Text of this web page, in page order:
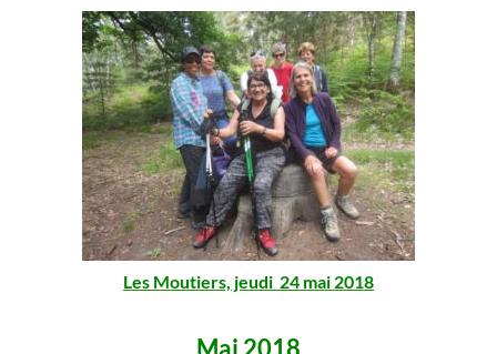
Les Moutiers, jeudi 24 mai 2018
Mai 2018